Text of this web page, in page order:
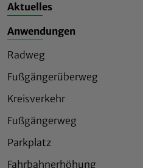
Aktuelles
Anwendungen
Radweg
Fußgängerüberweg
Kreisverkehr
Fußgängerweg
Parkplatz
Fahrbahnerhöhung